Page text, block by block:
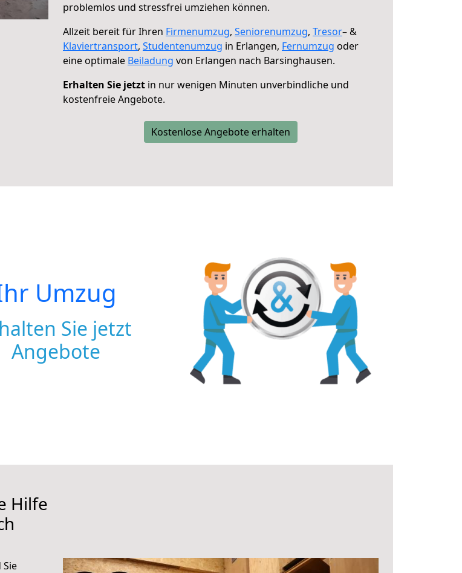
problemlos und stressfrei umziehen können.
Allzeit bereit für Ihren Firmenumzug, Seniorenumzug, Tresor– &
Klaviertransport, Studentenumzug in Erlangen, Fernumzug oder
eine optimale Beiladung von Erlangen nach Barsinghausen.
Erhalten Sie jetzt in nur wenigen Minuten unverbindliche und
kostenfreie Angebote.
Kostenlose Angebote erhalten
Umzug
Sie jetzt
Angebote
Hilfe